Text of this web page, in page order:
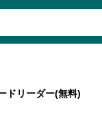
ドリーダー(無料)